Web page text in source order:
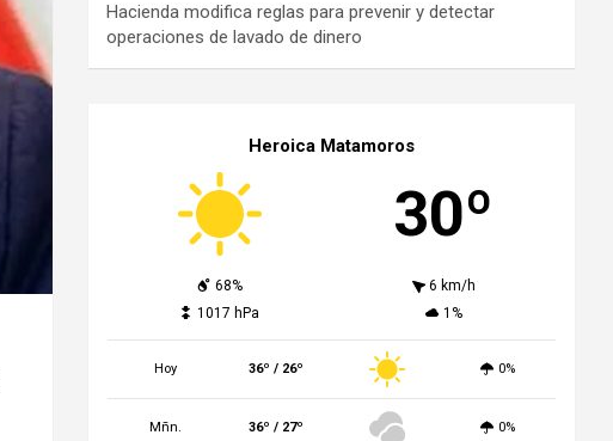
Hacienda modifica reglas para prevenir y detectar
operaciones de lavado de dinero
Heroica Matamoros
30º
68%
6 km/h
1017 hPa
1%
Hoy 36º / 26º 0%
Mñn. 36º / 27º 0%